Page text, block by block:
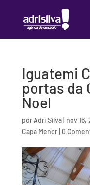
Iguatemi
portas da
Noel
porAdri Silva| nov 16,
Capa Menor| 0